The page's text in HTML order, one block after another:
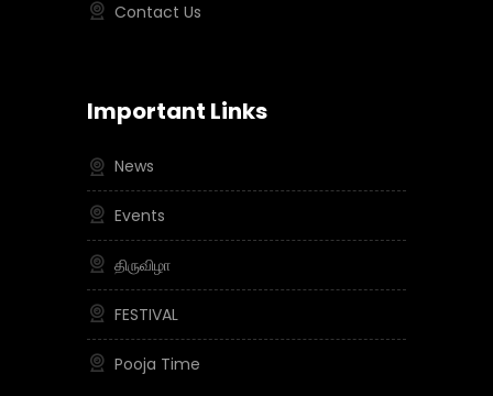
Contact Us
Important Links
News
Events
திருவிழா
FESTIVAL
Pooja Time